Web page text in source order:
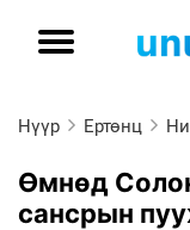
Нүүр Ертөнц
Өмнөд
сансрын